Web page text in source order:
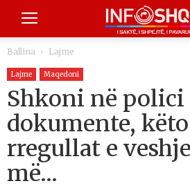
Ballina Lajme
Lajme Maqedoni
Shkoni në polici
dokumente,
rregullat e
më…